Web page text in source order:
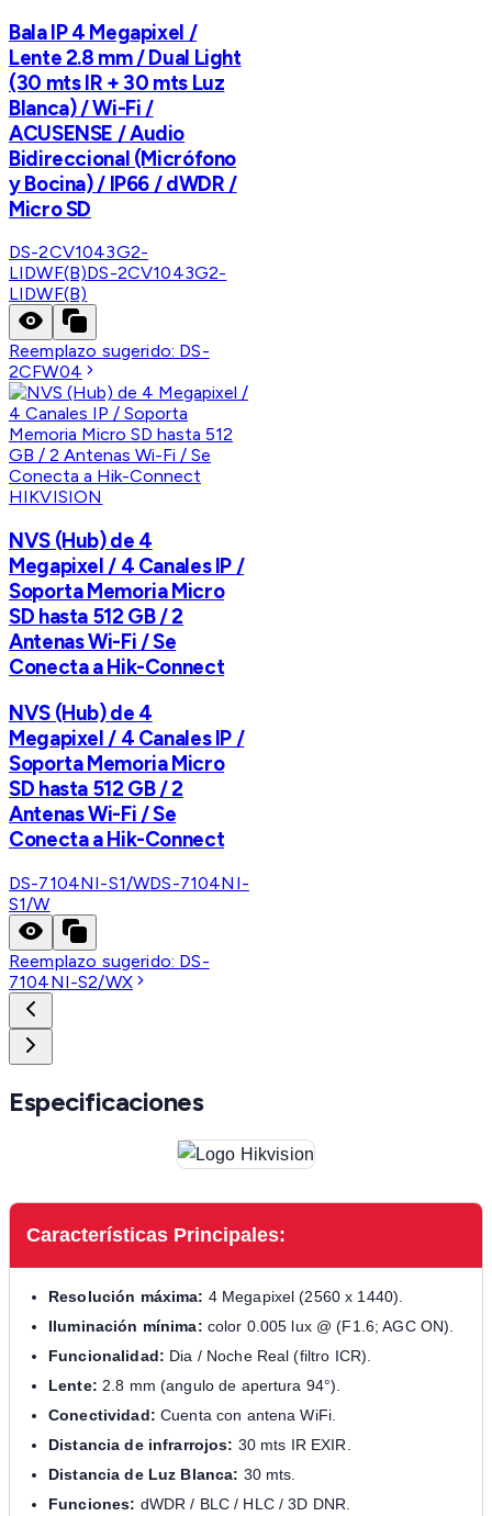
Bala IP 4 Megapixel /
Lente 2.8 mm / Dual Light
(30 mts IR + 30 mts Luz
Blanca) / Wi-Fi /
ACUSENSE / Audio
Bidireccional (Micrófono
y Bocina) / IP66 / dWDR /
Micro SD
DS-2CV1043G2-
LIDWF(B)DS-2CV1043G2-
LIDWF(B)
Reemplazo sugerido: DS-
2CFW04
HIKVISION
NVS (Hub) de 4
Megapixel / 4 Canales IP /
Soporta Memoria Micro
SD hasta 512 GB / 2
Antenas Wi-Fi / Se
Conecta a Hik-Connect
NVS (Hub) de 4
Megapixel / 4 Canales IP /
Soporta Memoria Micro
SD hasta 512 GB / 2
Antenas Wi-Fi / Se
Conecta a Hik-Connect
DS-7104NI-S1/WDS-7104NI-
S1/W
Reemplazo sugerido: DS-
7104NI-S2/WX
Especificaciones
Características Principales:
Resolución máxima: 4 Megapixel (2560 x 1440).
Iluminación mínima: color 0.005 lux @ (F1.6; AGC ON).
Funcionalidad: Dia / Noche Real (filtro ICR).
Lente: 2.8 mm (angulo de apertura 94°).
Conectividad: Cuenta con antena WiFi.
Distancia de infrarrojos: 30 mts IR EXIR.
Distancia de Luz Blanca: 30 mts.
Funciones: dWDR / BLC / HLC / 3D DNR.